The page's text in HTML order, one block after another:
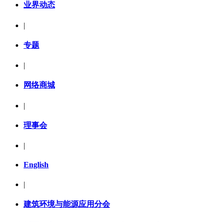
业界动态
|
专题
|
网络商城
|
理事会
|
English
|
建筑环境与能源应用分会